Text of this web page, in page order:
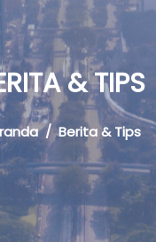
& TIPS
/ Berita & Tips